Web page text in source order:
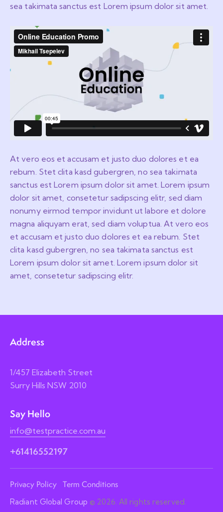
sea takimata sanctus est Lorem ipsum dolor sit amet.
At vero eos et accusam et justo duo dolores et ea
rebum. Stet clita kasd gubergren, no sea takimata
sanctus est Lorem ipsum dolor sit amet. Lorem ipsum
dolor sit amet, consetetur sadipscing elitr, sed diam
nonumy eirmod tempor invidunt ut labore et dolore
magna aliquyam erat, sed diam voluptua. At vero eos
et accusam et justo duo dolores et ea rebum. Stet
clita kasd gubergren, no sea takimata sanctus est
Lorem ipsum dolor sit amet. Lorem ipsum dolor sit
amet, consetetur sadipscing elitr.
Address
1/457 Elizabeth Street
Surry Hills NSW 2010
Say Hello
info@testpractice.com.au
+61416552197
Privacy Policy Term Conditions
Radiant Global Group © 2026. All rights reserved.